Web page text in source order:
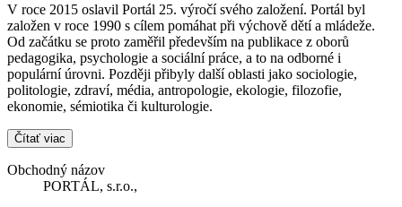
V roce 2015 oslavil Portál 25. výročí svého založení. Portál byl
založen v roce 1990 s cílem pomáhat při výchově dětí a mládeže.
Od začátku se proto zaměřil především na publikace z oborů
pedagogika, psychologie a sociální práce, a to na odborné i
populární úrovni. Později přibyly další oblasti jako sociologie,
politologie, zdraví, média, antropologie, ekologie, filozofie,
ekonomie, sémiotika či kulturologie.
Čítať viac
Obchodný názov
PORTÁL, s.r.o.,